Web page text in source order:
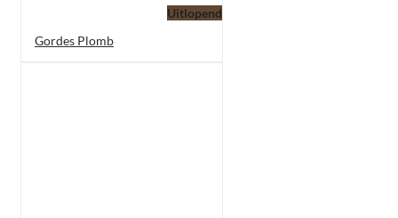
Uitlopend
Gordes Plomb